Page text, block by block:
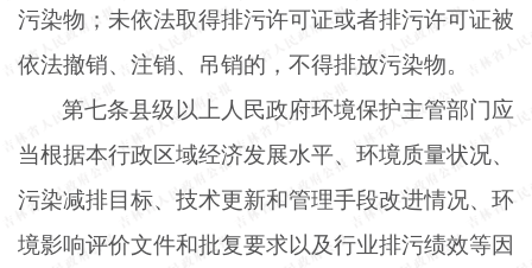
污染物；未依法取得排污许可证或者排污许可证被
依法撤销、注销、吊销的，不得排放污染物。
第七条县级以上人民政府环境保护主管部门应
当根据本行政区域经济发展水平、环境质量状况、
污染减排目标、技术更新和管理手段改进情况、环
境影响评价文件和批复要求以及行业排污绩效等因